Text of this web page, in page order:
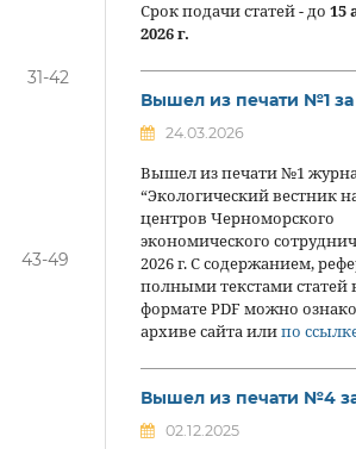
31-42
43-49
Срок подачи статей - до 15
2026 г.
Вышел из печати №1 за
24.03.2026
Вышел из печати №1
“Экологический вестник
центров Черноморского
экономического
2026 г. С содержанием,
полными текстами статей
формате PDF можно
архиве сайта илипо
Вышел из печати №4 за
02.12.2025